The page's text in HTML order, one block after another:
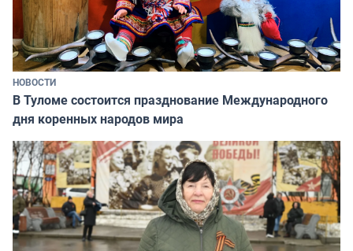
НОВОСТИ
В Туломе состоится празднование Международного
дня коренных народов мира